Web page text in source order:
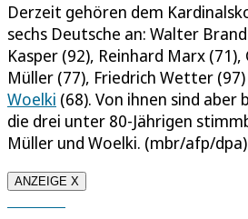
Derzeit gehören dem
sechs Deutsche an: Walter
Kasper (92), Reinhard Marx
Müller (77), Friedrich Wetter
Woelki (68). Von ihnen sind aber
die drei unter 80-Jährigen
Müller und Woelki. (mbr/afp/dpa)
ANZEIGE X